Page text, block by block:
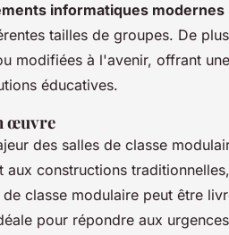
informatiques modernes
tailles de groupes. De
modifiées à l'avenir, offrant
éducatives.
œuvre
des salles de classe
constructions
classe modulaire peut être
pour répondre aux